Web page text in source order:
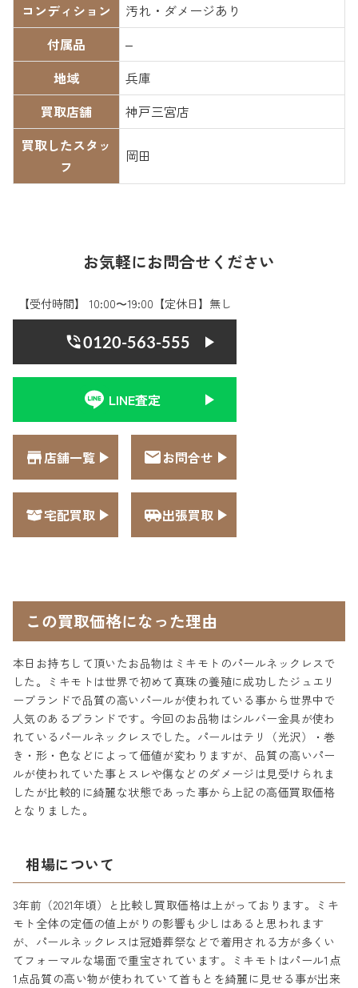
コンディション
汚れ・ダメージあり
付属品
–
地域
兵庫
買取店舗
神戸三宮店
買取したスタッ
フ
岡田
お気軽にお問合せください
【受付時間】 10:00〜19:00【定休日】無し
0120-563-555
LINE査定
店舗一覧 お問合せ
宅配買取 出張買取
この買取価格になった理由
本日お持ちして頂いたお品物はミキモトのパールネックレスで
した。ミキモトは世界で初めて真珠の養殖に成功したジュエリ
ーブランドで品質の高いパールが使われている事から世界中で
人気のあるブランドです。今回のお品物はシルバー金具が使わ
れているパールネックレスでした。パールはテリ（光沢）・巻
き・形・色などによって価値が変わりますが、品質の高いパー
ルが使われていた事とスレや傷などのダメージは見受けられま
したが比較的に綺麗な状態であった事から上記の高価買取価格
となりました。
相場について
3年前（2021年頃）と比較し買取価格は上がっております。ミキ
モト全体の定価の値上がりの影響も少しはあると思われます
が、パールネックレスは冠婚葬祭などで着用される方が多くい
てフォーマルな場面で重宝されています。ミキモトはパール1点
1点品質の高い物が使われていて首もとを綺麗に見せる事が出来